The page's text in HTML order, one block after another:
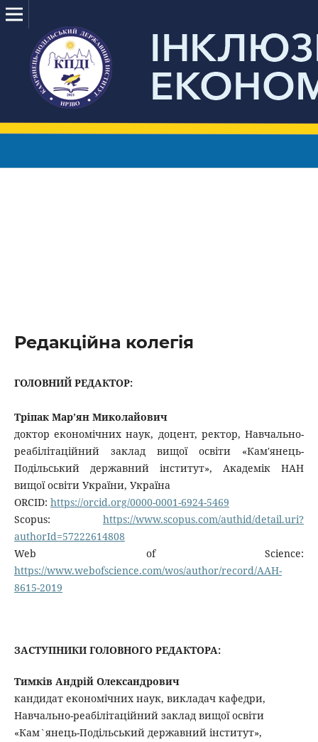
Редакційна колегія
ГОЛОВНИЙ РЕДАКТОР:
Тріпак Мар’ян Миколайович
доктор економічних наук, доцент, ректор, Навчально-
реабілітаційний заклад вищої освіти «Кам'янець-
Подільський державний інститут», Академік НАН
вищої освіти України, Україна
ORCID: https://orcid.org/0000-0001-6924-5469
Scopus:https://www.scopus.com/authid/detail.uri?
authorId=57222614808
Web of Science:
https://www.webofscience.com/wos/author/record/AAH-
8615-2019
ЗАСТУПНИКИ ГОЛОВНОГО РЕДАКТОРА:
Тимків Андрій Олександрович
кандидат економічних наук, викладач кафедри,
Навчально-реабілітаційний заклад вищої освіти
«Кам`янець-Подільський державний інститут»,